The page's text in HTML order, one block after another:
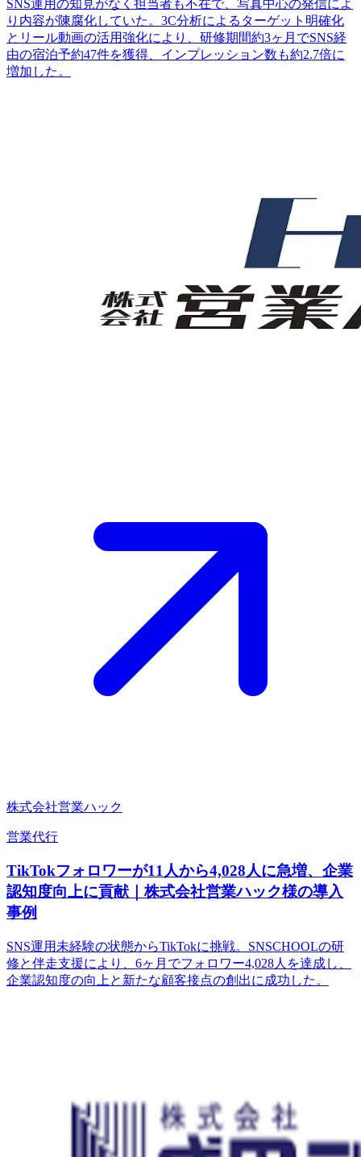
SNS運用の知見がなく担当者も不在で、写真中心の発信によ
り内容が陳腐化していた。3C分析によるターゲット明確化
とリール動画の活用強化により、研修期間約3ヶ月でSNS経
由の宿泊予約47件を獲得、インプレッション数も約2.7倍に
増加した。
株式会社営業ハック
営業代行
TikTokフォロワーが11人から4,028人に急増、企業
認知度向上に貢献｜株式会社営業ハック様の導入
事例
SNS運用未経験の状態からTikTokに挑戦。SNSCHOOLの研
修と伴走支援により、6ヶ月でフォロワー4,028人を達成し、
企業認知度の向上と新たな顧客接点の創出に成功した。